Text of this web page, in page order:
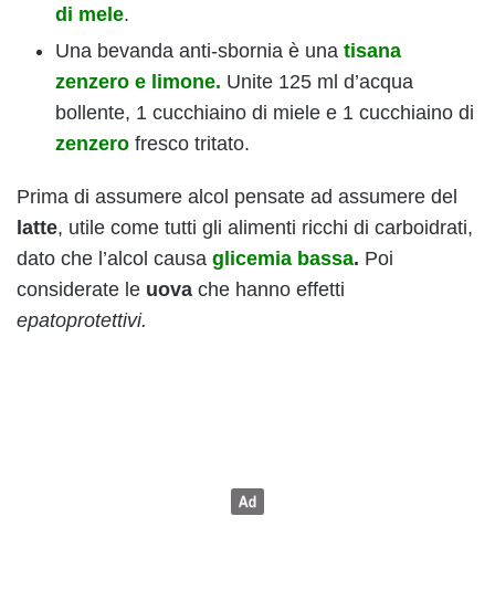
di mele.
Una bevanda anti-sbornia è una tisana
zenzero e limone. Unite 125 ml d’acqua
bollente, 1 cucchiaino di miele e 1 cucchiaino di
zenzero fresco tritato.
Prima di assumere alcol pensate ad assumere del
latte, utile come tutti gli alimenti ricchi di carboidrati,
dato che l’alcol causa glicemia bassa. Poi
considerate le uova che hanno effetti
epatoprotettivi.